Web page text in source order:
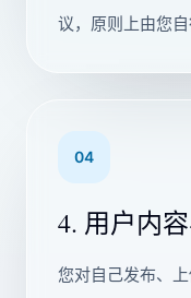
议，原则上由您自
04
4. 用户内
您对自己发布、